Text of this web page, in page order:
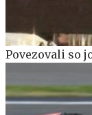
Povezovali so